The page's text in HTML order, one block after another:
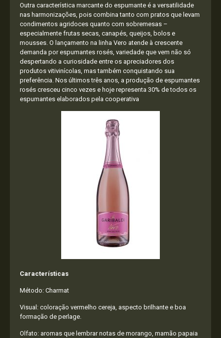
Outra característica marcante do espumante é a versatilidade
nas harmonizações, pois combina tanto com pratos que levam
condimentos agridoces quanto com sobremesas –
especialmente frutas secas, canapés, queijos, bolos e
mousses. O lançamento na linha Vero atende à crescente
demanda por espumantes rosés, variedade que vem não só
despertando a curiosidade entre os apreciadores dos
produtos vitivinícolas, mas também conquistando sua
preferência. Nos últimos três anos, a produção de espumantes
rosés cresceu cinco vezes e hoje representa 30% de todos os
espumantes elaborados pela cooperativa
Características
Método: Charmat
Visual: coloração vermelho cereja, aspecto brilhante e boa
formação de perlage.
Olfato: aromas que lembrar notas de morango, mamão papaia